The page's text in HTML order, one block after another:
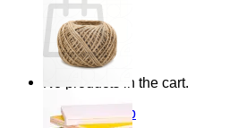
No products in the cart.
Return to shop